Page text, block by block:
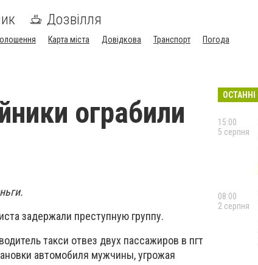
Дозвілля
Карта міста Довідкова Транспорт Погода
ограбили
задержали преступную группу.
такси отвез двух пассажиров в пгт
автомобиля мужчины, угрожая
15:00
5 серпня
08:00
2 серпня